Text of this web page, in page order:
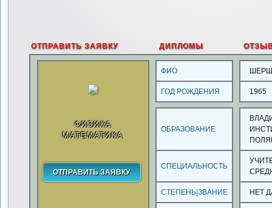
ОТПРАВИТЬ ЗАЯВКУ ДИПЛОМЫ
ФИЗИКА
МАТЕМАТИКА
ФИО
ГОД РОЖДЕНИЯ 1965
ОБРАЗОВАНИЕ
СПЕЦИАЛЬНОСТЬ
СТЕПЕНЬ|ЗВАНИЕ НЕТ